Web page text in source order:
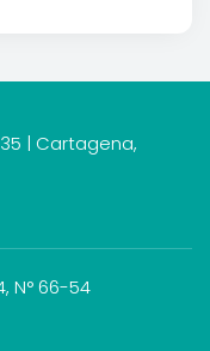
| Cartagena,
N° 66-54